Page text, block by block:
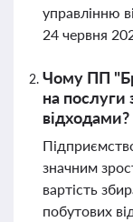
управлінню
24 червня
Чому ПП
на послуги
відходами?
значним
вартість
побутових